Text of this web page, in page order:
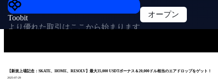
Toobit
より優れた取引はここから始まります
オープン
【新規上場記念：SKATE、HOME、RESOLV】最大35,000 USDTボーナス＆20,000ドル相当のエアドロップをゲット！
2025-07-29